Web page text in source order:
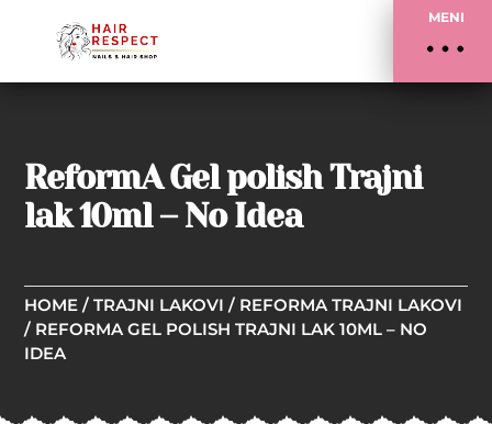
MENI
ReformA Gel polish Trajni
lak 10ml – No Idea
HOME /TRAJNI LAKOVI / REFORMA TRAJNI LAKOVI
/ REFORMA GEL POLISH TRAJNI LAK 10ML – NO
IDEA